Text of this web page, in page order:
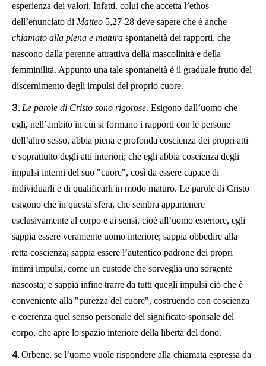
esperienza dei valori. Infatti, colui che accetta l’ethos
dell’enunciato di Matteo 5,27-28 deve sapere che è anche
chiamato alla piena e matura spontaneità dei rapporti, che
nascono dalla perenne attrattiva della mascolinità e della
femminilità. Appunto una tale spontaneità è il graduale frutto del
discernimento degli impulsi del proprio cuore.
3. Le parole di Cristo sono rigorose. Esigono dall’uomo che
egli, nell’ambito in cui si formano i rapporti con le persone
dell’altro sesso, abbia piena e profonda coscienza dei propri atti
e soprattutto degli atti interiori; che egli abbia coscienza degli
impulsi interni del suo "cuore", così da essere capace di
individuarli e di qualificarli in modo maturo. Le parole di Cristo
esigono che in questa sfera, che sembra appartenere
esclusivamente al corpo e ai sensi, cioè all’uomo esteriore, egli
sappia essere veramente uomo interiore; sappia obbedire alla
retta coscienza; sappia essere l’autentico padrone dei propri
intimi impulsi, come un custode che sorveglia una sorgente
nascosta; e sappia infine trarre da tutti quegli impulsi ciò che è
conveniente alla "purezza del cuore", costruendo con coscienza
e coerenza quel senso personale del significato sponsale del
corpo, che apre lo spazio interiore della libertà del dono.
4.Orbene, se l’uomo vuole rispondere alla chiamata espressa da